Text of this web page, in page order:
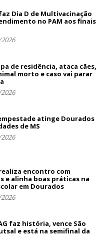
Dia D de Multivacinação
no PAM aos finais
de residência, ataca cães,
morto e caso vai parar
atinge Dourados
de MS
encontro com
e alinha boas práticas na
em Dourados
faz história, vence São
e está na semifinal da